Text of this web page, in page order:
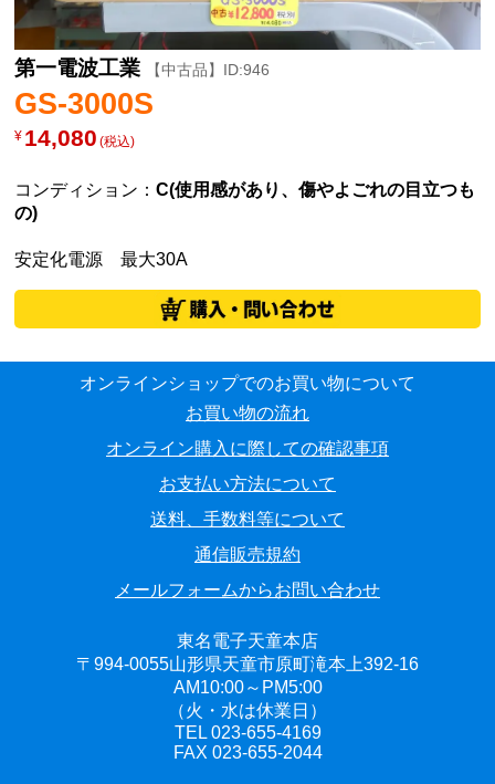
第一電波工業 【中古品】ID:946
GS-3000S
¥ 14,080 (税込)
コンディション：C(使用感があり、傷やよごれの目立つも
の)
安定化電源 最大30A
オンラインショップでのお買い物について
お買い物の流れ
オンライン購入に際しての確認事項
お支払い方法について
送料、手数料等について
通信販売規約
メールフォームからお問い合わせ
東名電子天童本店
〒994-0055山形県天童市原町滝本上392-16
AM10:00～PM5:00
（火・水は休業日）
TEL 023-655-4169
FAX 023-655-2044